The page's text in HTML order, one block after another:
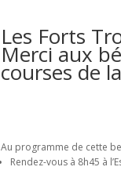
Les Forts
Merci aux
courses de
Au programme de cette
Rendez-vous à 8h45 à